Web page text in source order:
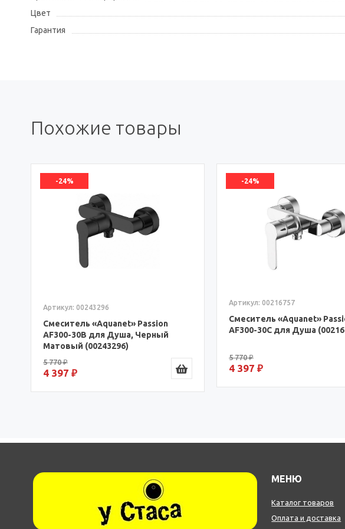
Цвет
Гарантия
Похожие товары
-24%
Смеситель «Aquanet» Passion
AF300-30С для Душа (00216757)
4 397 ₽
Смеситель «Aquanet» Cubic
МЕНЮ
Каталог товаров
Оплата и доставка